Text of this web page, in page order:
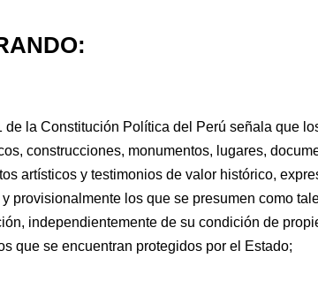
de la Constitución Política del Perú señala que
construcciones, monumentos, lugares,
artísticos y testimonios de valor histórico,
provisionalmente los que se presumen como
independientemente de su condición de
que se encuentran protegidos por el Estado;